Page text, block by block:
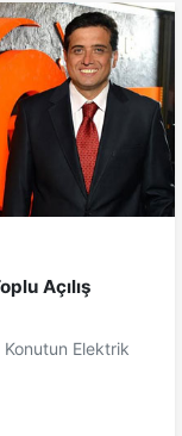
Açılış
Elektrik